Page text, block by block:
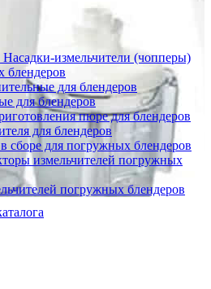
Насадки-измельчители (чопперы)
блендеров
для блендеров
для блендеров
пюре для блендеров
для блендеров
сборе для погружных блендеров
измельчителей погружных
погружных блендеров